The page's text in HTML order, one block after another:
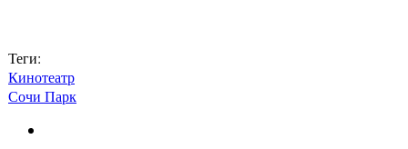
Теги:
Кинотеатр
Сочи Парк